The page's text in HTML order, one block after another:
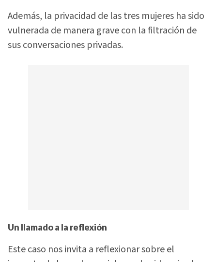
Además, la privacidad de las tres mujeres ha sido
vulnerada de manera grave con la filtración de
sus conversaciones privadas.
Un llamado a la reflexión
Este caso nos invita a reflexionar sobre el